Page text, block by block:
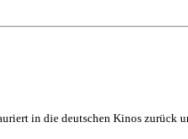
in die deutschen Kinos zurück